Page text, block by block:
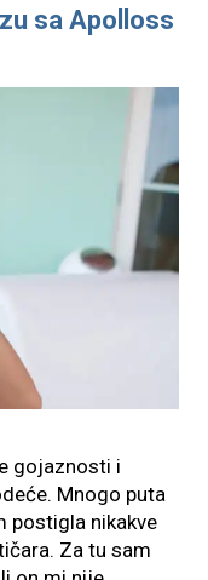
sa Apolloss
gojaznosti i
Mnogo puta
postigla nikakve
Za tu sam